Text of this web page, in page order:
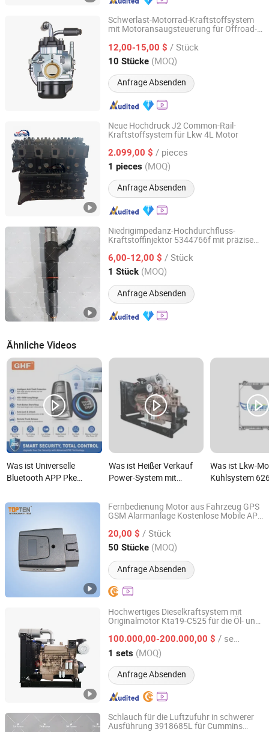
Schwerlast-Motorrad-Kraftstoffsystem
mit Motoransaugsteuerung für Offroad-
12,00-15,00 $ / Stück
10 Stücke (MOQ)
Anfrage Absenden
Wenzhou Runtong Motor Vehicle Parts Co., Ltd.
Zhejiang, China Seit 2016
Neue Hochdruck J2 Common-Rail-
Kraftstoffsystem für Lkw 4L Motor
2.099,00 $ / pieces
1 pieces (MOQ)
Anfrage Absenden
Yantai Wistar Automobile Parts Co., Ltd
Shandong, China Seit 2024
Niedrigimpedanz-Hochdurchfluss-
Kraftstoffinjektor 5344766f mit präzise
verbesserter Haltbarkeit für moderne
Motorsysteme
6,00-12,00 $ / Stück
1 Stück (MOQ)
Anfrage Absenden
Sichuan Zhengwei Power Technology Co., Ltd
Sichuan, China Seit 2025
Ähnliche Videos
Was ist Universelle
Bluetooth APP Pke
Fernstart Auto Alarm
System
Was ist Heißer Verkauf
Power-System mit
Diesel-Motor für Öl- und
Gaslösungen Mud-
Was ist Lkw-
Kühlsystem
Mercedes Benz
Fernbedienung Motor aus Fahrzeug GPS
GSM Alarmanlage Kostenlose Mobile APP
20,00 $ / Stück
50 Stücke (MOQ)
Anfrage Absenden
Topten Electronics Technology Limited
Guangdong, China Seit 2007
Hochwertiges Dieselkraftsystem mit
Originalmotor Kta19-C525 für die Öl- und
100.000,00-200.000,00 $ / sets
1 sets (MOQ)
Anfrage Absenden
Guangzhou Gu-Power Technology Co., Ltd.
Guangdong, China Seit 2024
Schlauch für die Luftzufuhr in schwerer
Ausführung 3918685L für Cummins